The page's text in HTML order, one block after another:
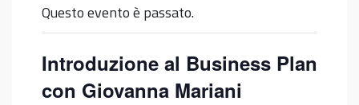
Questo evento è passato.
Introduzione al Business Plan
con Giovanna Mariani